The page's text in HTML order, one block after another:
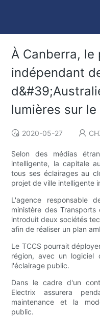
À Canberra,
indépendant
lumières sur le
2020-05-27
Selon des médias
intelligente, la capitale
tous ses éclairages au
projet de ville intelligente
L'agence responsable
ministère des
introduit deux sociétés
afin de réaliser un plan
Le TCCS pourrait
région, avec un logiciel
l'éclairage public.
Dans le cadre d'un
Electrix assurera
maintenance et la
public.